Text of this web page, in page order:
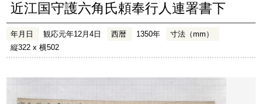
近江国守護六角氏頼奉行人連署書下
年月日 観応元年12月4日 西暦 1350年
寸法（mm）
縦322 x 横502